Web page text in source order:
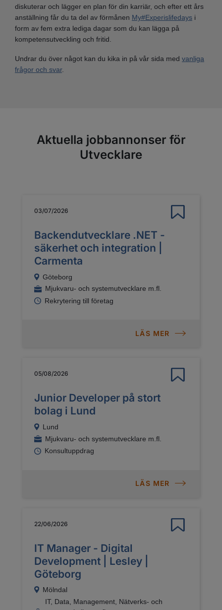
diskuterar och lägger en plan för din karriär, och efter ett års
anställning får du ta del av förmånen My#Experislifedays i
form av fem extra lediga dagar som du kan lägga på
kompetensutveckling och fritid.
Undrar du över något kan du kika in på vår sida med vanliga
frågor och svar.
Aktuella jobbannonser för
Utvecklare
03/07/2026
Backendutvecklare .NET -
säkerhet och integration |
Carmenta
Göteborg
Mjukvaru- och systemutvecklare m.fl.
Rekrytering till företag
LÄS MER
05/08/2026
Junior Developer på stort
bolag i Lund
Lund
Mjukvaru- och systemutvecklare m.fl.
Konsultuppdrag
LÄS MER
22/06/2026
IT Manager - Digital
Development | Lesley |
Göteborg
Mölndal
IT, Data, Management, Nätverks- och